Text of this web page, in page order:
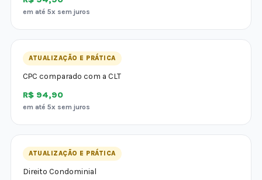
em até 5x sem juros
ATUALIZAÇÃO E PRÁTICA
CPC comparado com a CLT
R$ 94,90
em até 5x sem juros
ATUALIZAÇÃO E PRÁTICA
Direito Condominial